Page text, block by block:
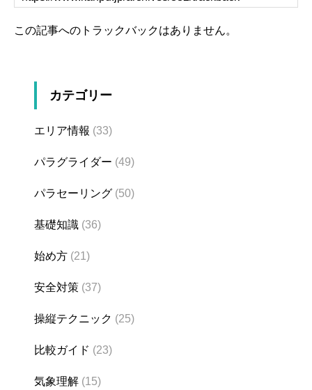
この記事へのトラックバックはありません。
カテゴリー
エリア情報 (33)
パラグライダー (49)
パラセーリング (50)
基礎知識 (36)
始め方 (21)
安全対策 (37)
操縦テクニック (25)
比較ガイド (23)
気象理解 (15)